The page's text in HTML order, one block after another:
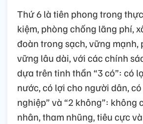
Thứ 6 là tiên phong trong
kiệm, phòng chống lãng phí,
đoàn trong sạch, vững mạnh,
vững lâu dài, với các chính
dựa trên tinh thần “3 có”: có
nước, có lợi cho người dân,
nghiệp” và “2 không”: không
nhân, tham nhũng, tiêu cực